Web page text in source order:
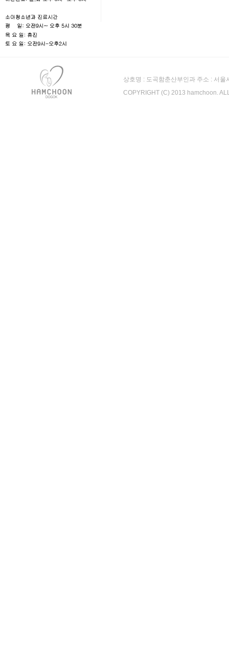
상호명 : 도곡함춘산부인과 주소 : 서
COPYRIGHT (C) 2013 hamchoon.